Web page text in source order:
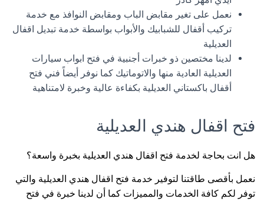
نعمل على تغير مقابض الباب ومقابض النوافذ مع خدمة
تركيب أقفال للشبابيك والأبواب بواسطة خدمة تبديل اقفال
العديلية
لدينا مختصين ذو خبرات أجنبية في فتح ابواب سيارات
العديلية العادية منها والاتوماتيك كما نوفر أيضاً فني فتح
أقفال باكستاني العديلية بكفاءة عالية وخبرة لامتناهية
فتح اقفال هندي العديلية
هل انت بحاجة لخدمة فتح اقفال هندي العديلية بخبرة واسعة؟
نعمل بأقصى طاقتنا لتوفير خدمة فتح اقفال هندي العديلية والتي
توفر لكم كافة الخدمات والمميزات كما أن لدينا خبرة في فتح